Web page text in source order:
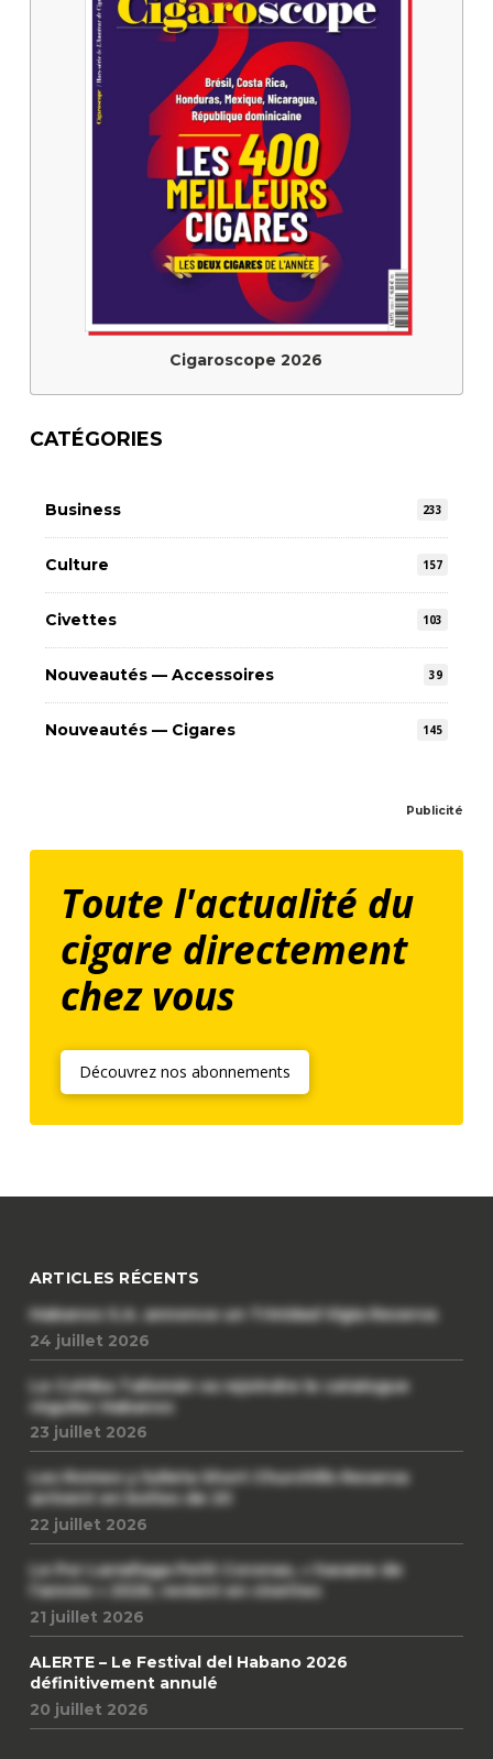
Cigaroscope 2026
CATÉGORIES
Business 233
Culture 157
Civettes 103
Nouveautés — Accessoires 39
Nouveautés — Cigares 145
Publicité
Toute l'actualité du
cigare directement
chez vous
Découvrez nos abonnements
ARTICLES RÉCENTS
Habanos S.A. annonce un Trinidad Vigia Reserva
24 juillet 2026
Le Cohiba Talismán va rejoindre le catalogue
régulier Habanos
23 juillet 2026
Les Romeo y Julieta Short Churchills Reserva
arrivent en boîtes de 20
22 juillet 2026
Le Por Larrañaga Petit Coronas, « havane de
l’année » 2026, revient en civettes
21 juillet 2026
ALERTE – Le Festival del Habano 2026
définitivement annulé
20 juillet 2026